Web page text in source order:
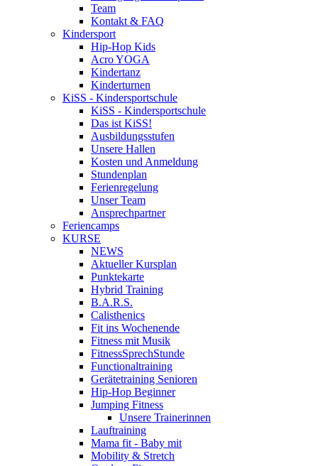
Team
Kontakt & FAQ
Kindersport
Hip-Hop Kids
Acro YOGA
Kindertanz
Kinderturnen
KiSS - Kindersportschule
KiSS - Kindersportschule
Das ist KiSS!
Ausbildungsstufen
Unsere Hallen
Kosten und Anmeldung
Stundenplan
Ferienregelung
Unser Team
Ansprechpartner
Feriencamps
KURSE
NEWS
Aktueller Kursplan
Punktekarte
Hybrid Training
B.A.R.S.
Calisthenics
Fit ins Wochenende
Fitness mit Musik
FitnessSprechStunde
Functionaltraining
Gerätetraining Senioren
Hip-Hop Beginner
Jumping Fitness
Unsere Trainerinnen
Lauftraining
Mama fit - Baby mit
Mobility & Stretch